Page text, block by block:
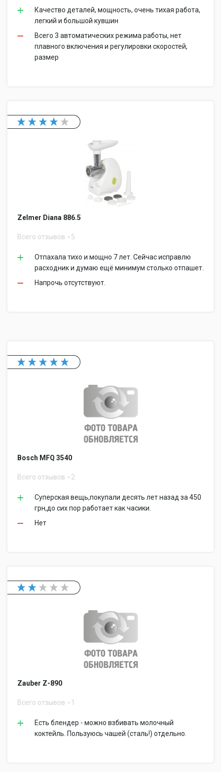
Качество деталей, мощность, очень тихая работа,
легкий и большой кувшин
Всего 3 автоматических режима работы, нет
плавного включения и регулировки скоростей,
размер
Zelmer Diana 886.5
Всего отзывов 5
Отпахала тихо и мощно 7 лет. Сейчас исправлю
расходник и думаю ещё минимум столько отпашет.
Напрочь отсутствуют.
Bosch MFQ 3540
Всего отзывов 2
Суперская вещь,покупали десять лет назад за 450
грн,до сих пор работает как часики.
Нет
Zauber Z-890
Всего отзывов 1
Есть блендер - можно взбивать молочный
коктейль. Пользуюсь чашей (сталь!) отдельно.